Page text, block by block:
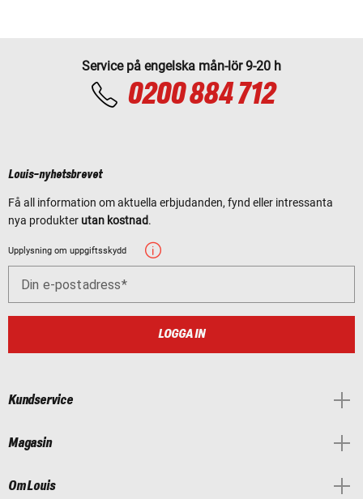
Service på engelska mån-lör 9-20 h
0200 884 712
Louis-nyhetsbrevet
Få all information om aktuella erbjudanden, fynd eller intressanta
nya produkter utan kostnad.
Upplysning om uppgiftsskydd
Din e-postadress
LOGGA IN
Kundservice
Magasin
Om Louis